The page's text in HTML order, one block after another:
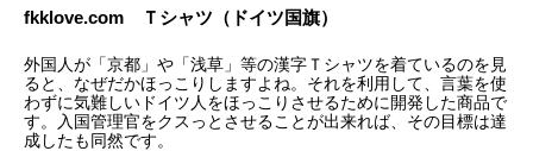
fkklove.com Ｔシャツ（ドイツ国旗）
外国人が「京都」や「浅草」等の漢字Ｔシャツを着ているのを見
ると、なぜだかほっこりしますよね。それを利用して、言葉を使
わずに気難しいドイツ人をほっこりさせるために開発した商品で
す。入国管理官をクスっとさせることが出来れば、その目標は達
成したも同然です。